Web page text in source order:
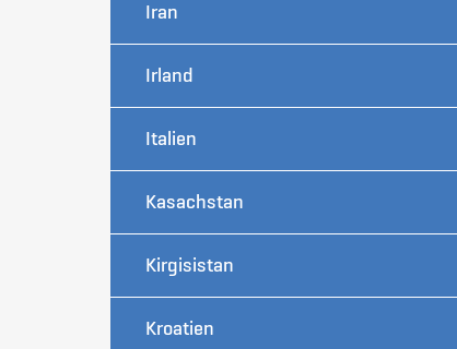
Iran
Irland
Italien
Kasachstan
Kirgisistan
Kroatien